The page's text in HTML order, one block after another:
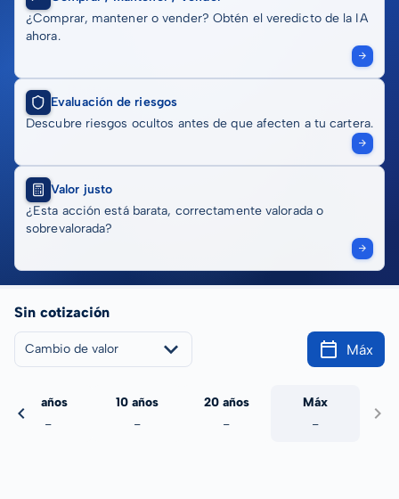
¿Comprar, mantener o vender? Obtén el veredicto de la IA
ahora.
Evaluación de riesgos
Descubre riesgos ocultos antes de que afecten a tu cartera.
Valor justo
¿Esta acción está barata, correctamente valorada o
sobrevalorada?
Sin cotización
Cambio de valor Máx
5 años
-
10 años
-
20 años
-
Máx
-